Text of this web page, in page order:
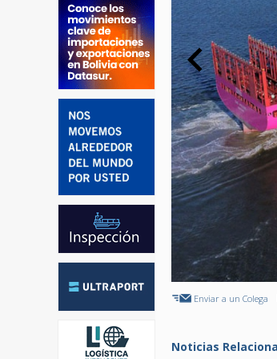
Enviar a un Colega
Noticias